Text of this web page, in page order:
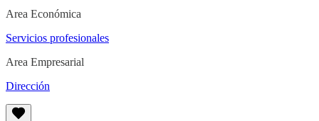
Area Económica
Servicios profesionales
Area Empresarial
Dirección